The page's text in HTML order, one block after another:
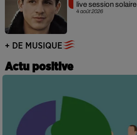
4 août 2026
live session solaire
+ DE MUSIQUE
Actu positive